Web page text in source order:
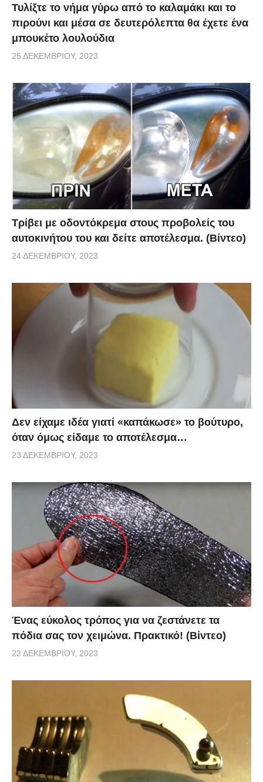
Τυλίξτε το νήμα γύρω από το καλαμάκι και το
πιρούνι και μέσα σε δευτερόλεπτα θα έχετε ένα
μπουκέτο λουλούδια
25 ΔΕΚΕΜΒΡΊΟΥ, 2023
Τρίβει με οδοντόκρεμα στους προβολείς του
αυτοκινήτου του και δείτε αποτέλεσμα. (Βίντεο)
24 ΔΕΚΕΜΒΡΊΟΥ, 2023
Δεν είχαμε ιδέα γιατί «καπάκωσε» το βούτυρο,
όταν όμως είδαμε το αποτέλεσμα…
23 ΔΕΚΕΜΒΡΊΟΥ, 2023
Ένας εύκολος τρόπος για να ζεστάνετε τα
πόδια σας τον χειμώνα. Πρακτικό! (Βίντεο)
22 ΔΕΚΕΜΒΡΊΟΥ, 2023